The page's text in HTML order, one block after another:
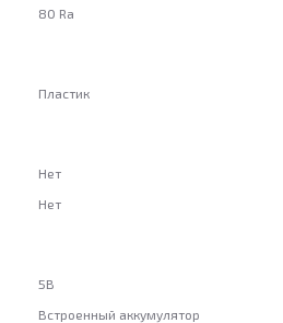
80 Ra
Пластик
Нет
Нет
5В
Встроенный аккумулятор